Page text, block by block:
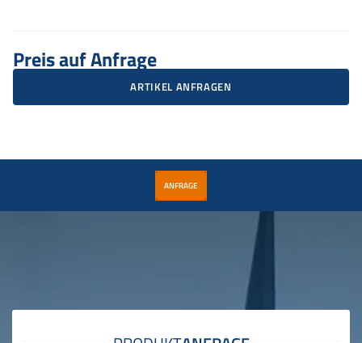
Preis auf Anfrage
ARTIKEL ANFRAGEN
ANFRAGE